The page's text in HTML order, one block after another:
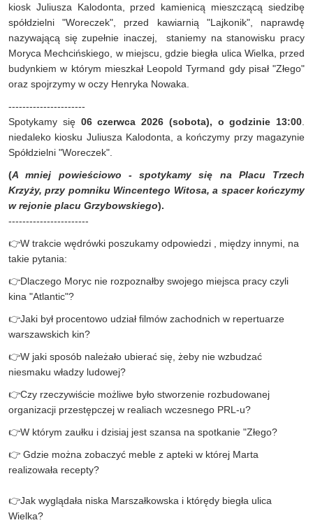
kiosk Juliusza Kalodonta, przed kamienicą mieszczącą siedzibę
spółdzielni "Woreczek", przed kawiarnią "Lajkonik", naprawdę
nazywającą się zupełnie inaczej, staniemy na stanowisku pracy
Moryca Mechcińskiego, w miejscu, gdzie biegła ulica Wielka, przed
budynkiem w którym mieszkał Leopold Tyrmand gdy pisał "Złego"
oraz spojrzymy w oczy Henryka Nowaka.
----------------------
Spotykamy się 06czerwca 2026 (sobota), o godzinie 13:00
niedaleko kiosku Juliusza Kalodonta, a kończymy przy magazynie
Spółdzielni "Woreczek".
(A mniej powieściowo - spotykamy się na Placu Trzech
Krzyży, przy pomniku Wincentego Witosa, a spacer kończymy
w rejonie placu Grzybowskiego).
-----------------------
👉W trakcie wędrówki poszukamy odpowiedzi , między innymi, na
takie pytania:
👉Dlaczego Moryc nie rozpoznałby swojego miejsca pracy czyli
kina "Atlantic"?
👉Jaki był procentowo udział filmów zachodnich w repertuarze
warszawskich kin?
👉W jaki sposób należało ubierać się, żeby nie wzbudzać
niesmaku władzy ludowej?
👉Czy rzeczywiście możliwe było stworzenie rozbudowanej
organizacji przestępczej w realiach wczesnego PRL-u?
👉W którym zaułku i dzisiaj jest szansa na spotkanie "Złego?
👉 Gdzie można zobaczyć meble z apteki w której Marta
realizowała recepty?
👉Jak wyglądała niska Marszałkowska i którędy biegła ulica
Wielka?